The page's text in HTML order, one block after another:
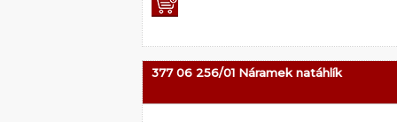
377 06 256/01 Náramek natáhlík